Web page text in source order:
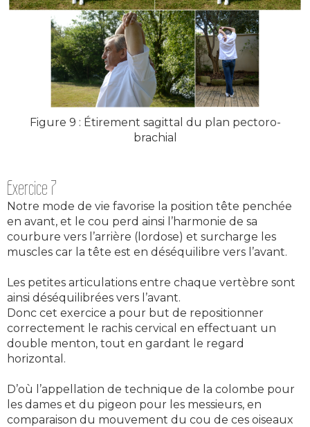
Figure 9 : Étirement sagittal du plan pectoro-
brachial
Exercice 7
Notre mode de vie favorise la position tête penchée
en avant, et le cou perd ainsi l’harmonie de sa
courbure vers l’arrière (lordose) et surcharge les
muscles car la tête est en déséquilibre vers l’avant.
Les petites articulations entre chaque vertèbre sont
ainsi déséquilibrées vers l’avant.
Donc cet exercice a pour but de repositionner
correctement le rachis cervical en effectuant un
double menton, tout en gardant le regard
horizontal.
D’où l’appellation de technique de la colombe pour
les dames et du pigeon pour les messieurs, en
comparaison du mouvement du cou de ces oiseaux